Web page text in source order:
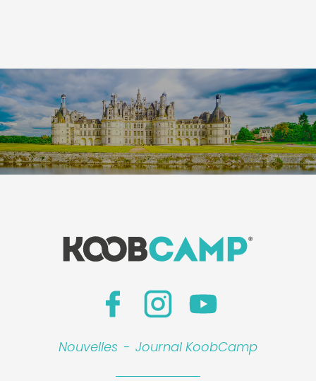
Nouvelles - Journal KoobCamp